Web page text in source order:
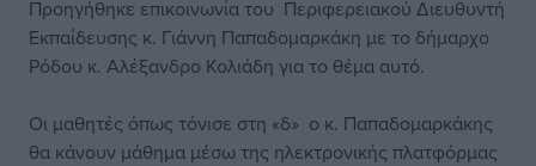
Προηγήθηκε επικοινωνία του Περιφερειακού Διευθυντή
Εκπαίδευσης κ. Γιάννη Παπαδομαρκάκη με το δήμαρχο
Ρόδου κ. Αλέξανδρο Κολιάδη για το θέμα αυτό.
Οι μαθητές όπως τόνισε στη «δ» ο κ. Παπαδομαρκάκης
θα κάνουν μάθημα μέσω της ηλεκτρονικής πλατφόρμας